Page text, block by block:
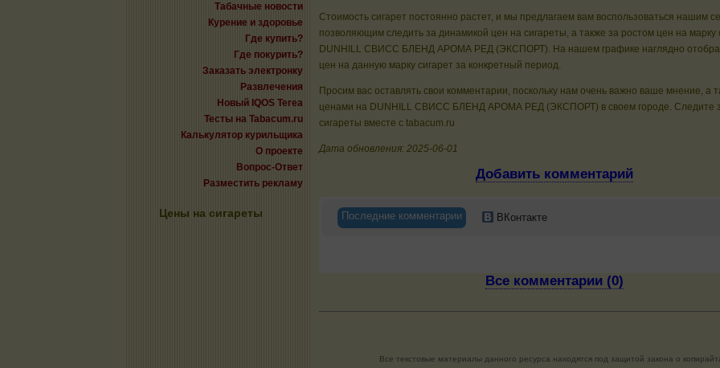
Табачные новости
Курение и здоровье
Где купить?
Где покурить?
Заказать электронку
Развлечения
Новый IQOS Terea
Тесты на Tabacum.ru
Калькулятор курильщика
О проекте
Вопрос-Ответ
Разместить рекламу
Цены на сигареты
Стоимость сигарет постоянно растет, и мы предлагаем вам воспользоваться нашим
позволяющим следить за динамикой цен на сигареты, а также за ростом цен на марку
DUNHILL СВИСС БЛЕНД АРОМА РЕД (ЭКСПОРТ). На нашем графике наглядно
цен на данную марку сигарет за конкретный период.
Просим вас оставлять свои комментарии, поскольку нам очень важно ваше мнение, а
ценами на DUNHILL СВИСС БЛЕНД АРОМА РЕД (ЭКСПОРТ) в своем городе. Следите
сигареты вместе с tabacum.ru
Дата обновления: 2025-06-01
Добавить комментарий
Последние комментарии ВКонтакте
Все комментарии (0)
Все текстовые материалы данного ресурса находятся под защитой закона о